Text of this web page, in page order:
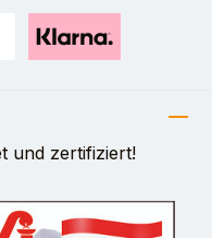
und zertifiziert!